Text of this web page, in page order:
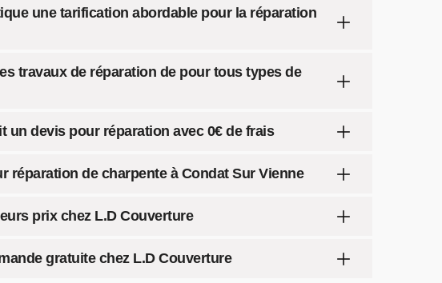
une tarification abordable pour la réparation
travaux de réparation de pour tous types de
un devis pour réparation avec 0€ de frais
réparation de charpente à Condat Sur Vienne
prix chez L.D Couverture
gratuite chez L.D Couverture